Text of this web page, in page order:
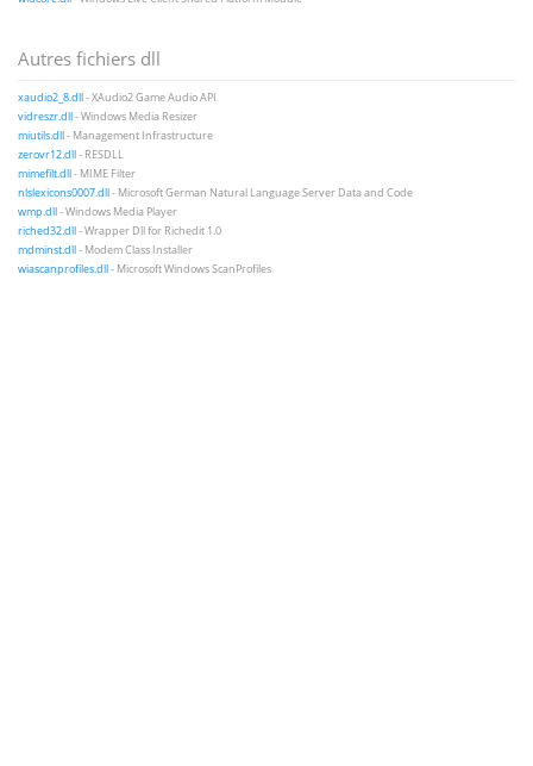
Autres fichiers dll
xaudio2_8.dll- XAudio2 Game Audio API
vidreszr.dll- Windows Media Resizer
miutils.dll- Management Infrastructure
zerovr12.dll- RESDLL
mimefilt.dll- MIME Filter
nlslexicons0007.dll- Microsoft German Natural Language Server Data and Code
wmp.dll- Windows Media Player
riched32.dll- Wrapper Dll for Richedit 1.0
mdminst.dll- Modem Class Installer
wiascanprofiles.dll- Microsoft Windows ScanProfiles